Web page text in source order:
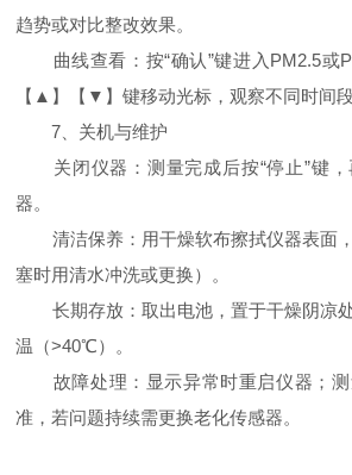
趋势或对比整改效果。
曲线查看：按“确认”键进入PM2.5或
【▲】【▼】键移动光标，观察不同时间段
7、关机与维护
关闭仪器：测量完成后按“停止”键，
器。
清洁保养：用干燥软布擦拭仪器表面
塞时用清水冲洗或更换）。
长期存放：取出电池，置于干燥阴凉
温（>40℃）。
故障处理：显示异常时重启仪器；测
准，若问题持续需更换老化传感器。